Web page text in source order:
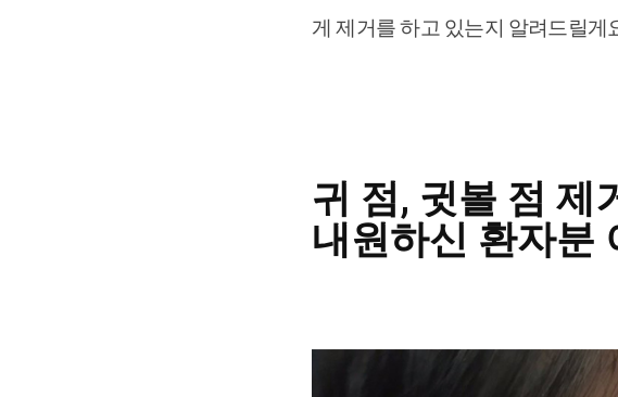
게 제거를 하고 있는지 알려드릴게
귀 점, 귓볼 점 제
내원하신 환자분